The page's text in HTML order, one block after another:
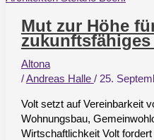
Mut zur Höhe
Altona
/Andreas Halle / 25.
Volt setzt auf Vereinbarkeit
Wohnungsbau,
Wirtschaftlichkeit Volt